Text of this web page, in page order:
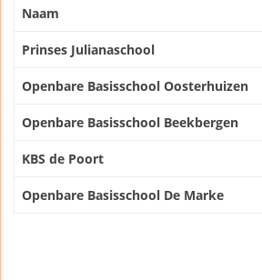
Naam
Prinses Julianaschool
Openbare Basisschool Oosterhuizen
Openbare Basisschool Beekbergen
KBS de Poort
Openbare Basisschool De Marke